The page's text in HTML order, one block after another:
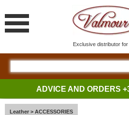
Exclusive distributor
ADVICE AND ORDERS
Leather > ACCESSORIES